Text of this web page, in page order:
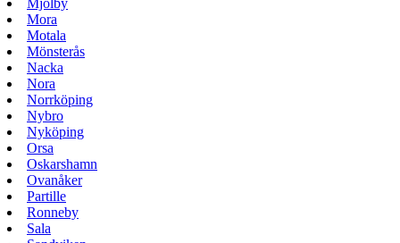
Mjölby
Mora
Motala
Mönsterås
Nacka
Nora
Norrköping
Nybro
Nyköping
Orsa
Oskarshamn
Ovanåker
Partille
Ronneby
Sala